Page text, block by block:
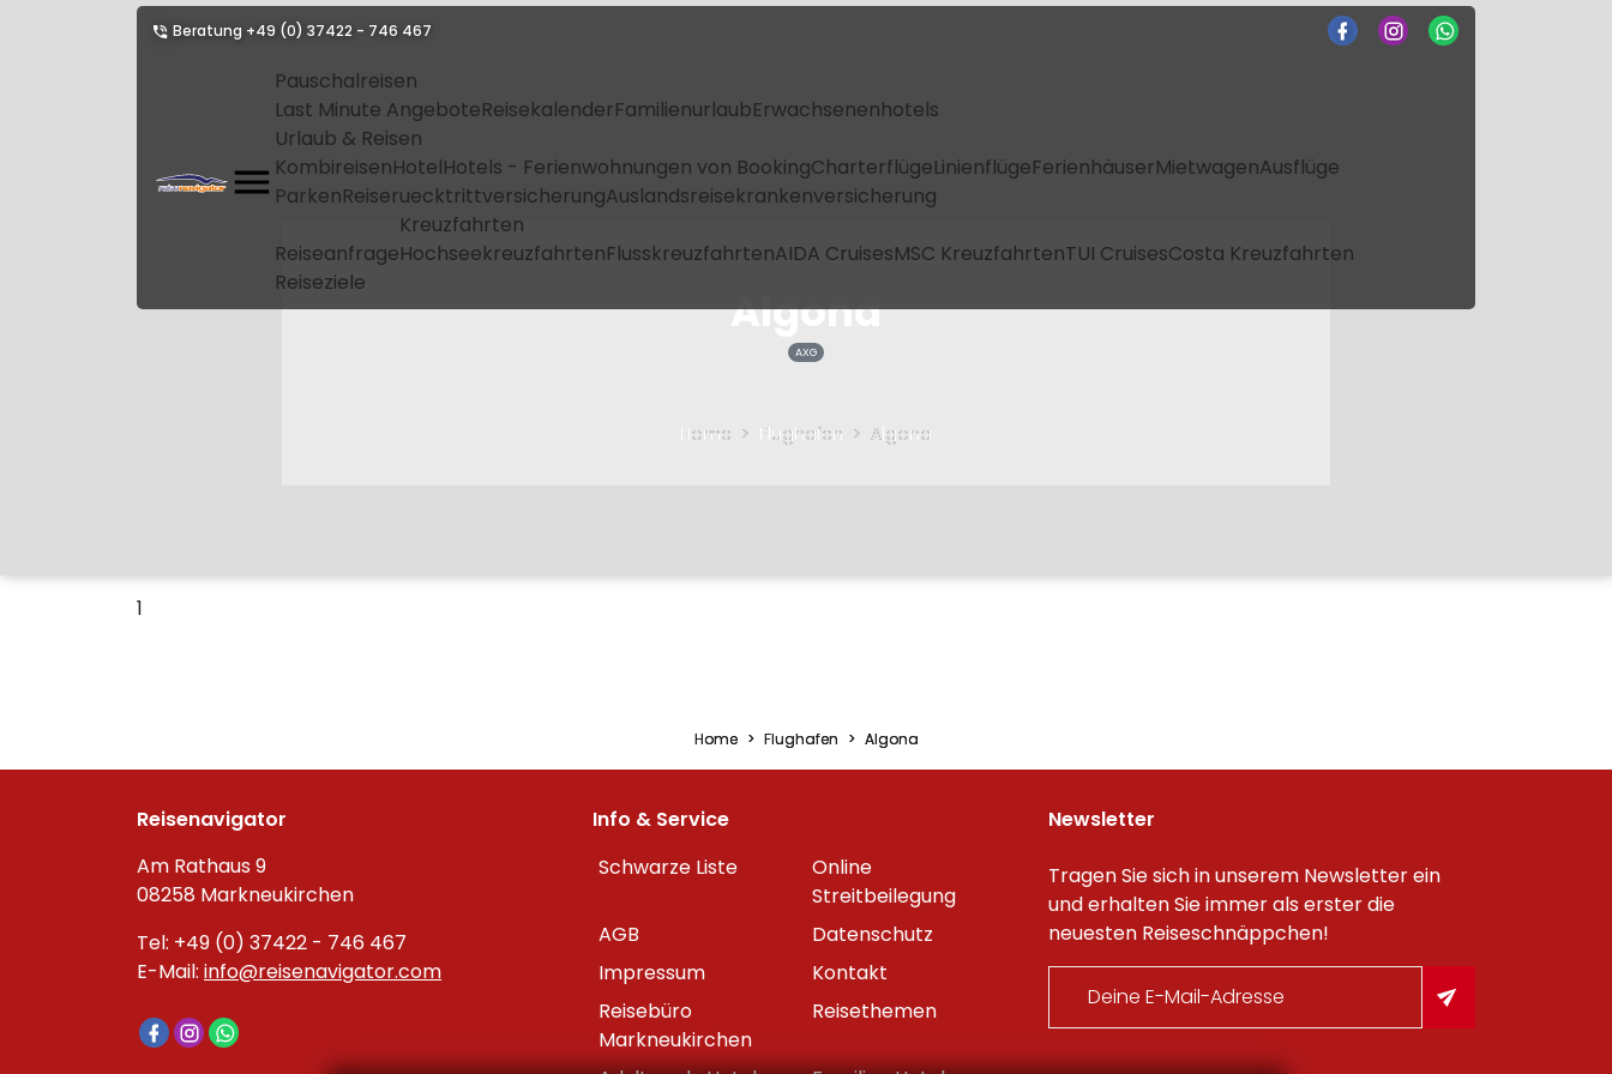
Beratung +49 (0) 37422 - 746 467
Pauschalreisen
Last Minute AngeboteReisekalenderFamilienurlaubErwachsenenhotels
Urlaub & Reisen
KombireisenHotelHotels - Ferienwohnungen von BookingCharterflügeLinienflügeFerienhäuserMietwagenAusflüge
ParkenReiseruecktrittversicherungAuslandsreisekrankenversicherung
Reiseanfrage
Kreuzfahrten
HochseekreuzfahrtenFlusskreuzfahrtenAIDA CruisesMSC KreuzfahrtenTUI CruisesCosta Kreuzfahrten
Reiseziele
Algona
AXG
Home Flughafen Algona
1
Home Flughafen Algona
Reisenavigator
Am Rathaus 9
08258 Markneukirchen
Tel: +49 (0) 37422 - 746 467
E-Mail: info@reisenavigator.com
Info & Service
Schwarze Liste
Online
Streitbeilegung
AGB
Datenschutz
Impressum
Kontakt
Reisebüro
Markneukirchen
Reisethemen
Newsletter
Tragen Sie sich in unserem Newsletter ein
und erhalten Sie immer als erster die
neuesten Reiseschnäppchen!